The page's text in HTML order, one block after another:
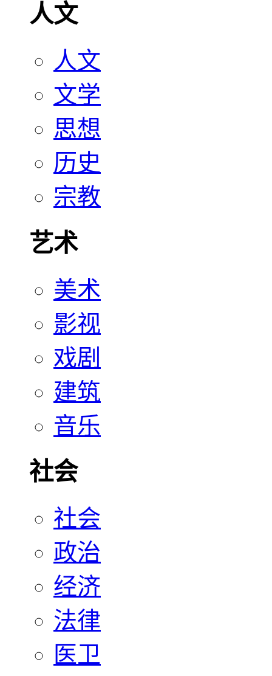
人文
人文
文学
思想
历史
宗教
艺术
美术
影视
戏剧
建筑
音乐
社会
社会
政治
经济
法律
医卫